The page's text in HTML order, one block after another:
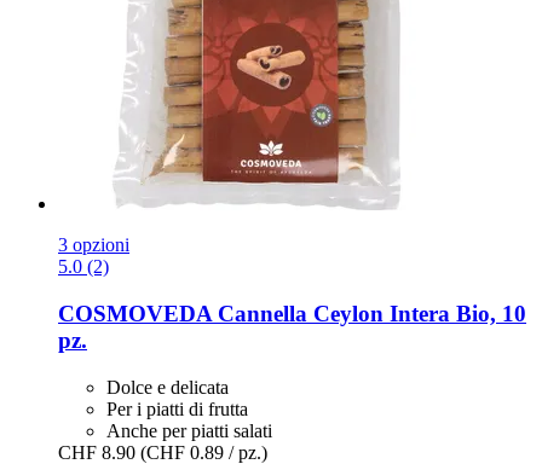
3 opzioni
5.0 (2)
COSMOVEDA Cannella Ceylon Intera Bio, 10
pz.
Dolce e delicata
Per i piatti di frutta
Anche per piatti salati
CHF 8.90 (CHF 0.89 / pz.)